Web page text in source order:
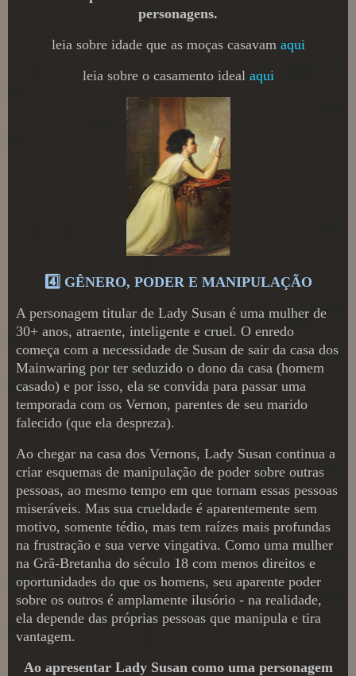
personagens.
leia sobre idade que as moças casavam aqui
leia sobre o casamento ideal aqui
4️⃣ GÊNERO, PODER E MANIPULAÇÃO
A personagem titular de Lady Susan é uma mulher de
30+ anos, atraente, inteligente e cruel. O enredo
começa com a necessidade de Susan de sair da casa dos
Mainwaring por ter seduzido o dono da casa (homem
casado) e por isso, ela se convida para passar uma
temporada com os Vernon, parentes de seu marido
falecido (que ela despreza).
Ao chegar na casa dos Vernons, Lady Susan continua a
criar esquemas de manipulação de poder sobre outras
pessoas, ao mesmo tempo em que tornam essas pessoas
miseráveis. Mas sua crueldade é aparentemente sem
motivo, somente tédio, mas tem raízes mais profundas
na frustração e sua verve vingativa. Como uma mulher
na Grã-Bretanha do século 18 com menos direitos e
oportunidades do que os homens, seu aparente poder
sobre os outros é amplamente ilusório - na realidade,
ela depende das próprias pessoas que manipula e tira
vantagem.
Ao apresentar Lady Susan como uma personagem